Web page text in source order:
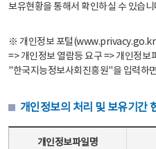
보유현황을 통해서 확인하실 수 있습니
※ 개인정보 포털
=> 개인정보 열람등 요구 => 개인정보
"한국지능정보사회진흥원"을 입력하
개인정보의 처리 및 보유기간
개인정보파일명